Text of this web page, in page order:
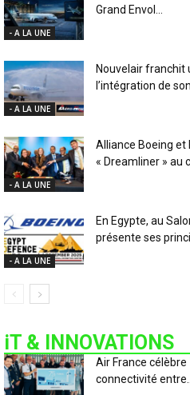
- A LA UNE
Grand Envol...
- A LA UNE
Nouvelair franchit
l’intégration de
- A LA UNE
Alliance Boeing et
« Dreamliner » au
- A LA UNE
En Egypte, au
présente ses
iT & INNOVATIONS
Air France
connectivité entre...